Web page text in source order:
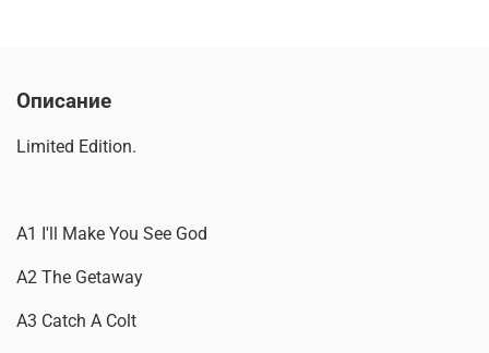
Описание
Limited Edition.
A1 I'll Make You See God
A2 The Getaway
A3 Catch A Colt